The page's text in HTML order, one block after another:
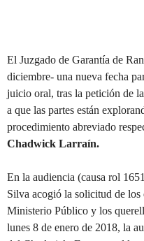
El Juzgado de Garantía de
diciembre- una nueva fecha
juicio oral, tras la petición de
a que las partes están
procedimiento abreviado
Chadwick Larraín.
En la audiencia (causa rol
Silva acogió la solicitud de
Ministerio Público y los
lunes 8 de enero de 2018, la